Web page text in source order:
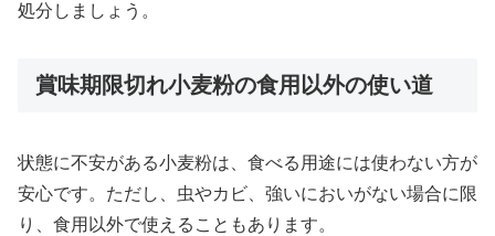
処分しましょう。
賞味期限切れ小麦粉の食用以外の使い道
状態に不安がある小麦粉は、食べる用途には使わない方が
安心です。ただし、虫やカビ、強いにおいがない場合に限
り、食用以外で使えることもあります。